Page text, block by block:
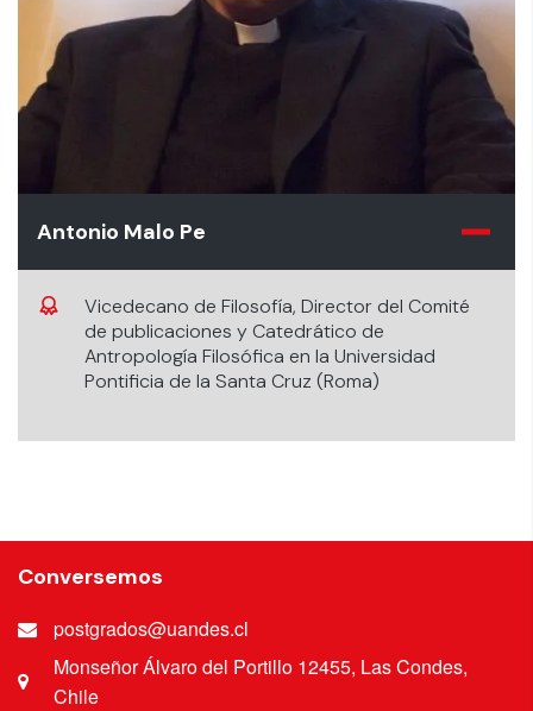
Antonio Malo Pe
Vicedecano de Filosofía, Director del Comité
de publicaciones y Catedrático de
Antropología Filosófica en la Universidad
Pontificia de la Santa Cruz (Roma)
Conversemos
postgrados@uandes.cl
Monseñor Álvaro del Portillo 12455, Las Condes,
Chile